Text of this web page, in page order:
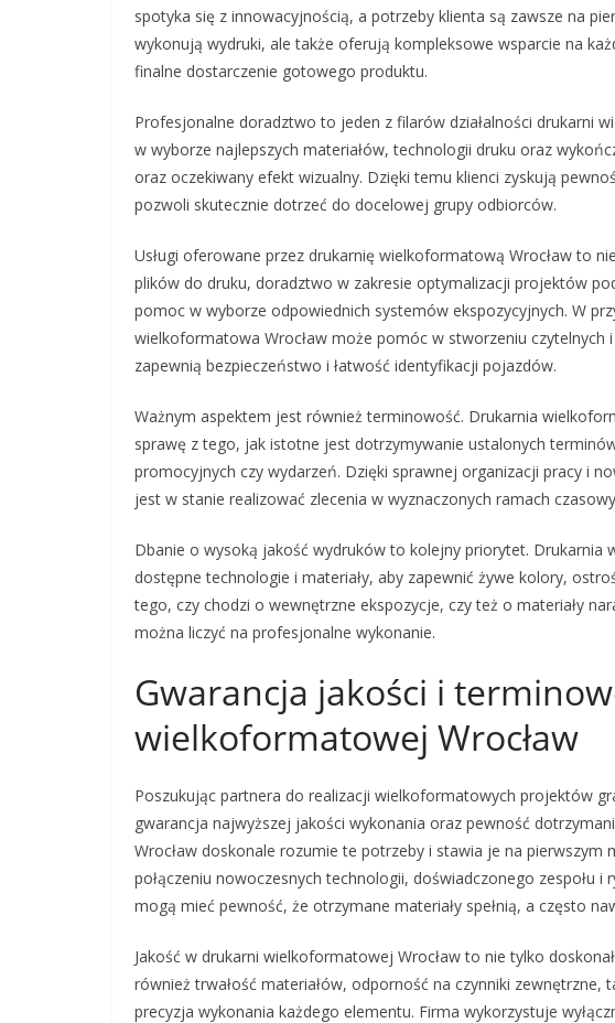
spotyka się z innowacyjnością, a potrzeby klienta są zawsze na
wykonują wydruki, ale także oferują kompleksowe wsparcie na
finalne dostarczenie gotowego produktu.
Profesjonalne doradztwo to jeden z filarów działalności drukarni
w wyborze najlepszych materiałów, technologii druku oraz
oraz oczekiwany efekt wizualny. Dzięki temu klienci zyskują
pozwoli skutecznie dotrzeć do docelowej grupy odbiorców.
Usługi oferowane przez drukarnię wielkoformatową Wrocław to
plików do druku, doradztwo w zakresie optymalizacji projektów
pomoc w wyborze odpowiednich systemów ekspozycyjnych. W
wielkoformatowa Wrocław może pomóc w stworzeniu czytelnych
zapewnią bezpieczeństwo i łatwość identyfikacji pojazdów.
Ważnym aspektem jest również terminowość. Drukarnia
sprawę z tego, jak istotne jest dotrzymywanie ustalonych
promocyjnych czy wydarzeń. Dzięki sprawnej organizacji pracy i
jest w stanie realizować zlecenia w wyznaczonych ramach
Dbanie o wysoką jakość wydruków to kolejny priorytet. Drukarnia
dostępne technologie i materiały, aby zapewnić żywe kolory,
tego, czy chodzi o wewnętrzne ekspozycje, czy też o materiały
można liczyć na profesjonalne wykonanie.
Gwarancja jakości i
wielkoformatowej Wrocław
Poszukując partnera do realizacji wielkoformatowych projektów
gwarancja najwyższej jakości wykonania oraz pewność
Wrocław doskonale rozumie te potrzeby i stawia je na pierwszym
połączeniu nowoczesnych technologii, doświadczonego zespołu
mogą mieć pewność, że otrzymane materiały spełnią, a często
Jakość w drukarni wielkoformatowej Wrocław to nie tylko
również trwałość materiałów, odporność na czynniki zewnętrzne,
precyzja wykonania każdego elementu. Firma wykorzystuje